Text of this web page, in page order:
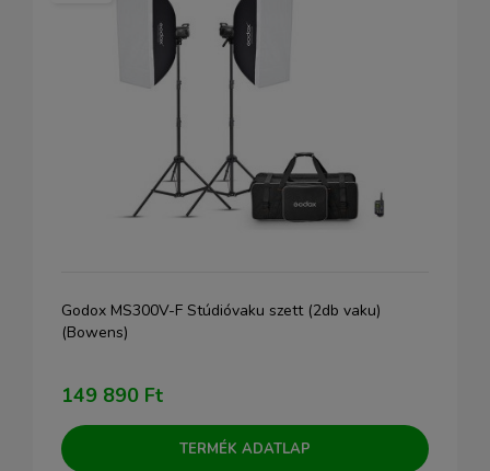
Godox MS300V-F Stúdióvaku szett (2db vaku)
(Bowens)
149 890 Ft
TERMÉK ADATLAP